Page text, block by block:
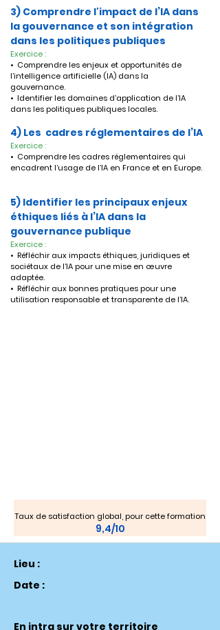
3) Comprendre l'impact de l’IA dans
la gouvernance et son intégration
dans les politiques publiques
Exercice :
•  Comprendre les enjeux et opportunités de
l’intelligence artificielle (IA) dans la
gouvernance.
•  Identifier les domaines d’application de l’IA
dans les politiques publiques locales.
4) Les  cadres réglementaires de l’IA
Exercice :
•  Comprendre les cadres réglementaires qui
encadrent l’usage de l’IA en France et en Europe.
5) Identifier les principaux enjeux
éthiques liés à l’IA dans la
gouvernance publique
Exercice :
•  Réfléchir aux impacts éthiques, juridiques et
sociétaux de l’IA pour une mise en œuvre
adaptée.
•  Réfléchir aux bonnes pratiques pour une
utilisation responsable et transparente de l’IA.
Taux de satisfaction global, pour cette formation
9,4/10
Lieu :
Date :
En intra sur votre territoire